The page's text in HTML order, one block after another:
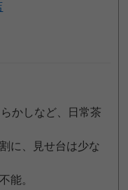
かしなど、日常茶
に、見せ台は少な
能。